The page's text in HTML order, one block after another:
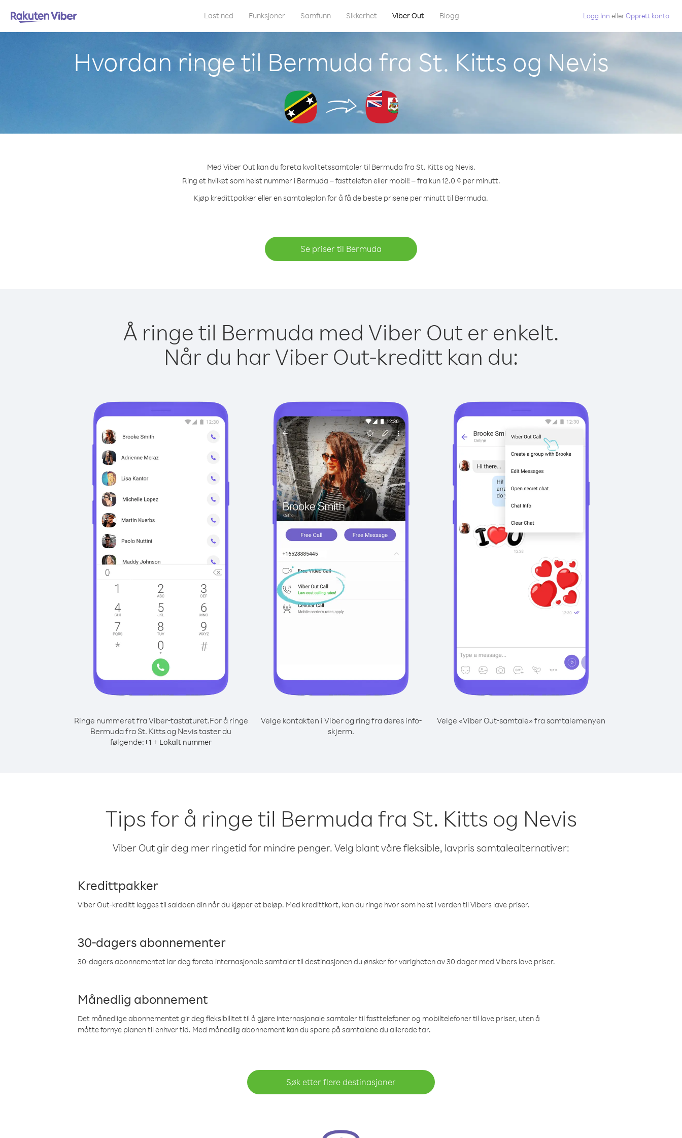
Last ned Funksjoner Samfunn Sikkerhet Viber Out Blogg Logg Inn ellerOpprett konto
Hvordan ringe til Bermuda fra St. Kitts og Nevis
Med Viber Out kan du foreta kvalitetssamtaler til Bermuda fra St. Kitts og Nevis.
Ring et hvilket som helst nummer i Bermuda – fasttelefon eller mobil! – fra kun 12.0 ¢ per minutt.
Kjøp kredittpakker eller en samtaleplan for å få de beste prisene per minutt til Bermuda.
Se priser til Bermuda
Å ringe til Bermuda med Viber Out er enkelt.
Når du har Viber Out-kreditt kan du:
Ringe nummeret fra Viber-tastaturet.For å ringe
Bermuda fra St. Kitts og Nevis taster du
følgende:+1 + Lokalt nummer
Velge kontakten i Viber og ring fra deres info-
skjerm.
Velge «Viber Out-samtale» fra samtalemenyen
Tips for å ringe til Bermuda fra St. Kitts og Nevis
Viber Out gir deg mer ringetid for mindre penger. Velg blant våre fleksible, lavpris samtalealternativer:
Kredittpakker
Viber Out-kreditt legges til saldoen din når du kjøper et beløp. Med kredittkort, kan du ringe hvor som helst i verden til Vibers lave priser.
30-dagers abonnementer
30-dagers abonnementet lar deg foreta internasjonale samtaler til destinasjonen du ønsker for varigheten av 30 dager med Vibers lave priser.
Månedlig abonnement
Det månedlige abonnementet gir deg fleksibilitet til å gjøre internasjonale samtaler til fasttelefoner og mobiltelefoner til lave priser, uten å
måtte fornye planen til enhver tid. Med månedlig abonnement kan du spare på samtalene du allerede tar.
Søk etter flere destinasjoner